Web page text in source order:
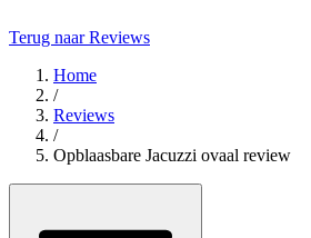
Terug naar Reviews
Home
/
Reviews
/
Opblaasbare Jacuzzi ovaal review